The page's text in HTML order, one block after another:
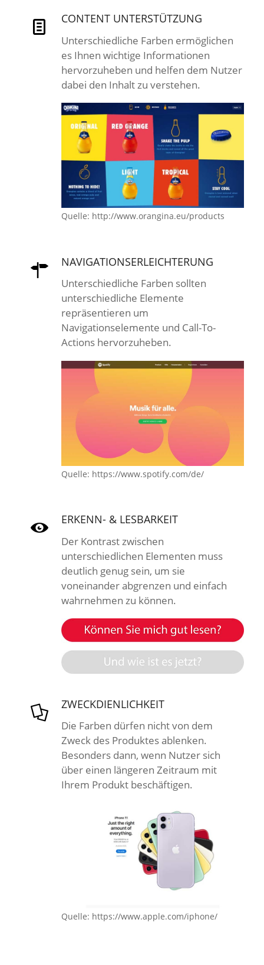
CONTENT UNTERSTÜTZUNG
Unterschiedliche Farben ermöglichen
es Ihnen wichtige Informationen
hervorzuheben und helfen dem Nutzer
dabei den Inhalt zu verstehen.
Quelle: http://www.orangina.eu/products
NAVIGATIONSERLEICHTERUNG
Unterschiedliche Farben sollten
unterschiedliche Elemente
repräsentieren um
Navigationselemente und Call-To-
Actions hervorzuheben.
Quelle: https://www.spotify.com/de/
ERKENN- & LESBARKEIT
Der Kontrast zwischen
unterschiedlichen Elementen muss
deutlich genug sein, um sie
voneinander abgrenzen und einfach
wahrnehmen zu können.
ZWECKDIENLICHKEIT
Die Farben dürfen nicht von dem
Zweck des Produktes ablenken.
Besonders dann, wenn Nutzer sich
über einen längeren Zeitraum mit
Ihrem Produkt beschäftigen.
Quelle: https://www.apple.com/iphone/